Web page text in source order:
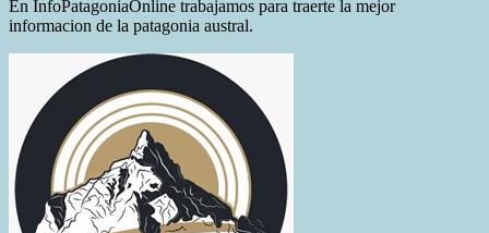
En InfoPatagoniaOnline trabajamos para traerte la mejor
informacion de la patagonia austral.